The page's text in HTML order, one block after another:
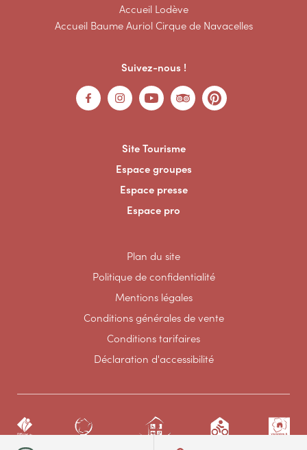
Accueil Lodève
Accueil Baume Auriol Cirque de Navacelles
Suivez-nous !
Site Tourisme
Espace groupes
Espace presse
Espace pro
Plan du site
Politique de confidentialité
Mentions légales
Conditions générales de vente
Conditions tarifaires
Déclaration d'accessibilité